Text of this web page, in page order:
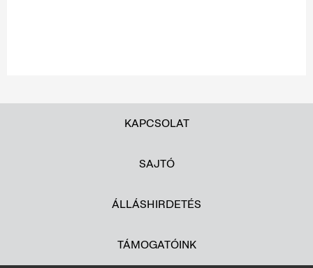
KAPCSOLAT
SAJTÓ
ÁLLÁSHIRDETÉS
TÁMOGATÓINK